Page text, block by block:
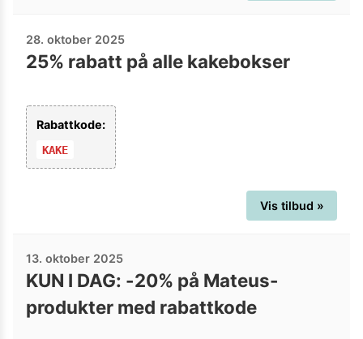
28. oktober 2025
25% rabatt på alle kakebokser
Rabattkode:
KAKE
Vis tilbud »
13. oktober 2025
KUN I DAG: -20% på Mateus-
produkter med rabattkode